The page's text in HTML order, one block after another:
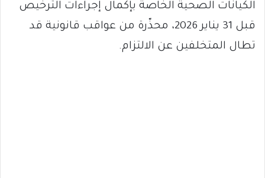
الكيانات الصحية الخاصة بإكمال إجراءات الترخيص
قبل 31 يناير 2026، محذّرة من عواقب قانونية قد
تطال المتخلفين عن الالتزام.